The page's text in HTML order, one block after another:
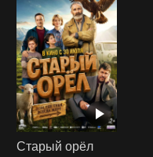
Старый орёл